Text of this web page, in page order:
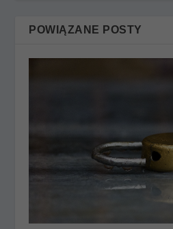
POWIĄZANE POSTY